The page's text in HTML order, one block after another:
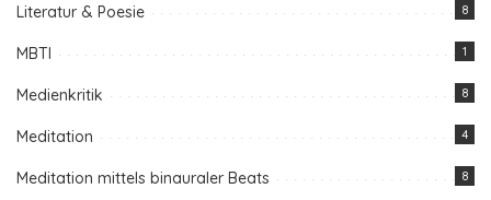
Literatur & Poesie 8
MBTI 1
Medienkritik 8
Meditation 4
Meditation mittels binauraler Beats 8